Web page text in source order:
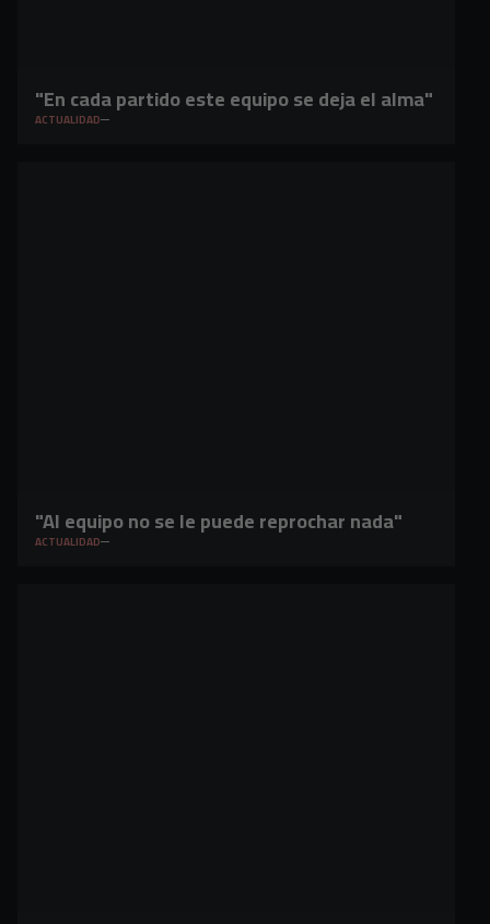
"En cada partido este equipo se deja el alma"
ACTUALIDAD
"Al equipo no se le puede reprochar nada"
ACTUALIDAD